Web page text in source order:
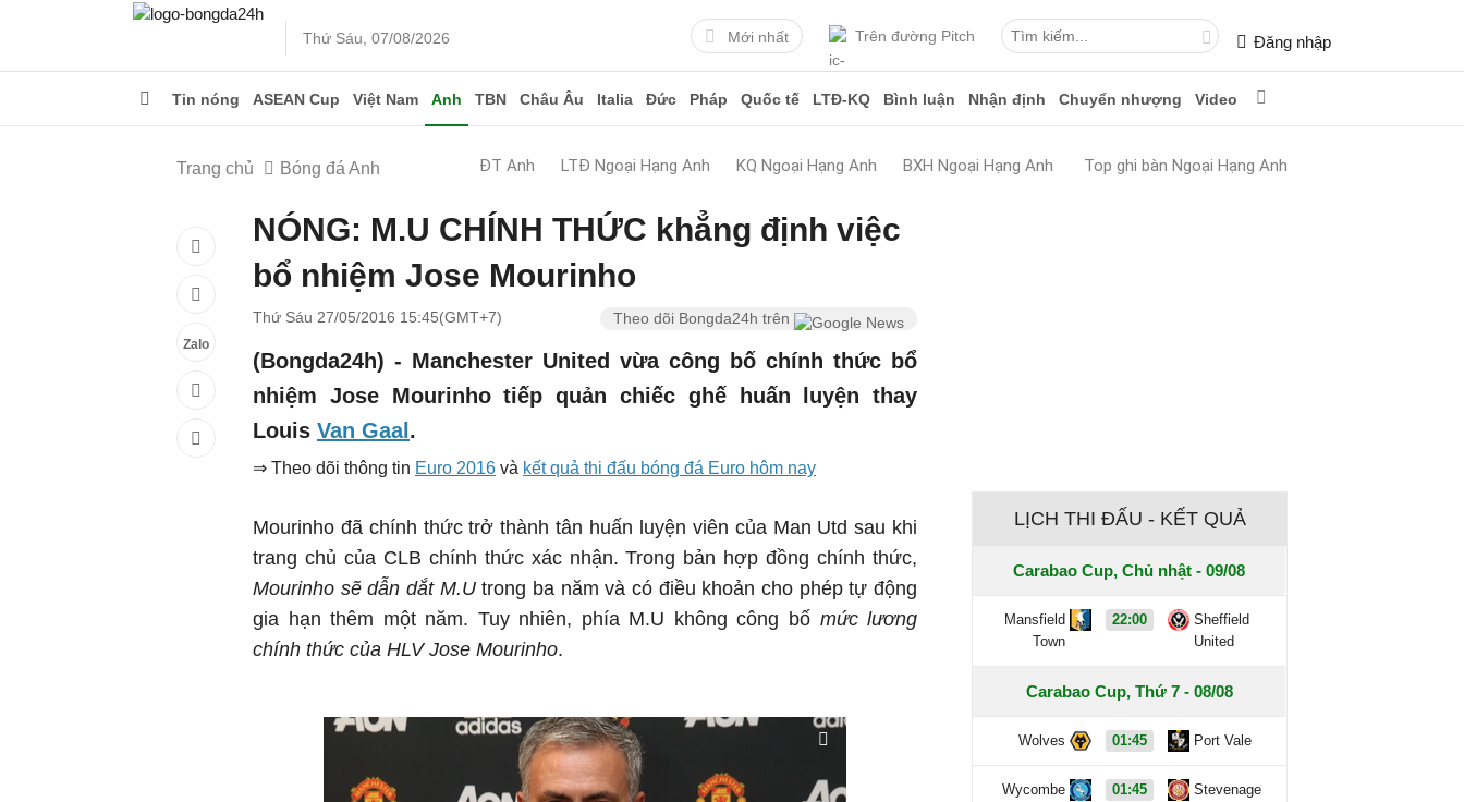
Thứ Sáu, 07/08/2026 Mới nhất Trên đường Pitch Đăng nhập
Tin nóng ASEAN Cup Việt Nam Anh TBN Châu Âu Italia Đức Pháp Quốc tế LTĐ-KQ Bình luận Nhận định Chuyển nhượng Video
Trang chủ Bóng đá Anh ĐT Anh LTĐ Ngoại Hạng Anh KQ Ngoại Hạng Anh BXH Ngoại Hạng Anh Top ghi bàn Ngoại Hạng Anh
Zalo
NÓNG: M.U CHÍNH THỨC khẳng định việc
bổ nhiệm Jose Mourinho
Thứ Sáu 27/05/2016 15:45(GMT+7) Theo dõi Bongda24h trên
(Bongda24h) - Manchester United vừa công bố chính thức bổ
nhiệm Jose Mourinho tiếp quản chiếc ghế huấn luyện thay
Louis Van Gaal .
⇒ Theo dõi thông tin Euro 2016 và kết quả thi đấu bóng đá Euro hôm nay
Mourinho đã chính thức trở thành tân huấn luyện viên của Man Utd sau khi
trang chủ của CLB chính thức xác nhận. Trong bản hợp đồng chính thức,
Mourinho sẽ dẫn dắt M.Utrong ba năm và có điều khoản cho phép tự động
gia hạn thêm một năm. Tuy nhiên, phía M.U không công bố mức lương
chính thức của HLV Jose Mourinho.
LỊCH THI ĐẤU - KẾT QUẢ
Carabao Cup, Chủ nhật - 09/08
Mansfield
Town
22:00
Sheffield
United
Carabao Cup, Thứ 7 - 08/08
Wolves 01:45 Port Vale
Wycombe
01:45 Stevenage